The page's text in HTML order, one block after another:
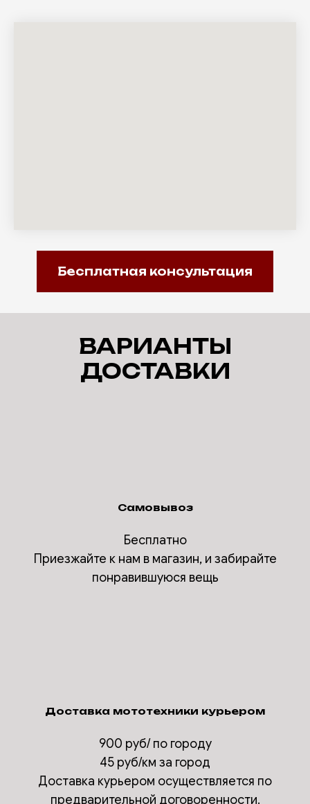
Бесплатная консультация
ВАРИАНТЫ
ДОСТАВКИ
Самовывоз
Бесплатно
Приезжайте к нам в магазин, и забирайте
понравившуюся вещь
Доставка мототехники курьером
900 руб/ по городу
45 руб/км за город
Доставка курьером осуществляется по
предварительной договоренности.